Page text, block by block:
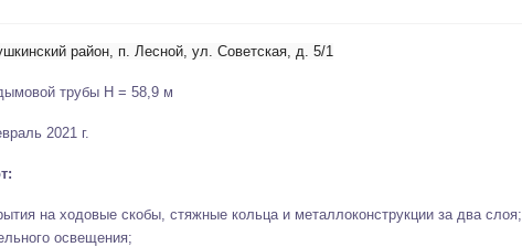
район, п. Лесной, ул. Советская, д. 5/1
трубы Н = 58,9 м
2021 г.
на ходовые скобы, стяжные кольца и металлоконструкции за два слоя;
освещения;